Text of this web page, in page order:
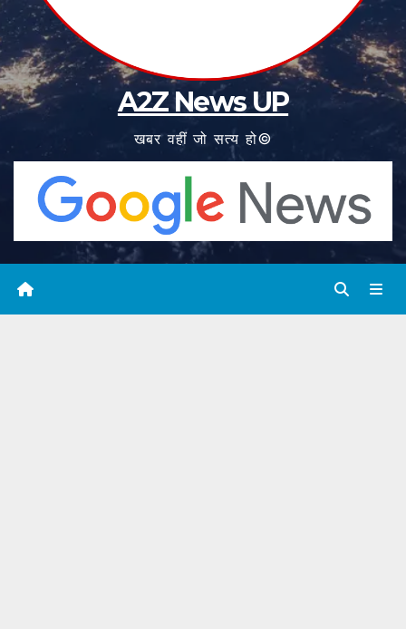
A2Z News UP
खबर वहीं जो सत्य हो©